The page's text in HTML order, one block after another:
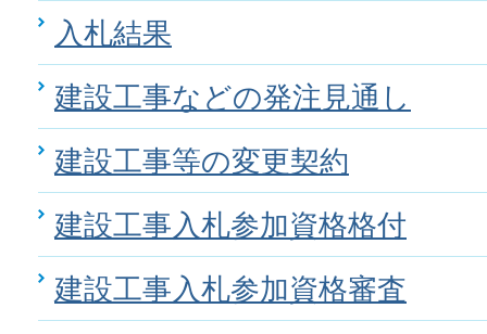
入札結果
建設工事などの発注見通し
建設工事等の変更契約
建設工事入札参加資格格付
建設工事入札参加資格審査